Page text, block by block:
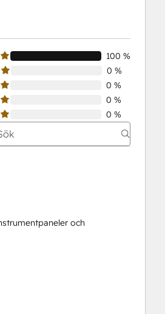
100 %
0 %
0 %
0 %
0 %
och